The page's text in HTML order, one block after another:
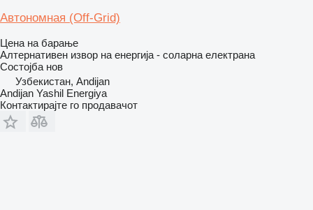
Автономная (Off-Grid)
Цена на барање
Алтернативен извор на енергија - соларна електрана
Состојба нов
Узбекистан, Andijan
Andijan Yashil Energiya
Контактирајте го продавачот